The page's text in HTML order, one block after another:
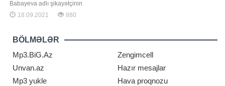
Babayeva adlı şikayətçinin
sözlərinə görə, Nizami rayonu
"Naxçıvanski" 94B ünvanında
azalda tam kəsirlər, axşamüstü 6, 7-
də yenidən açırlar:. "Gecə 12-yə
işləmiş isə yenə kəsirlər
18.09.2021 880
BÖLMƏLƏR
Mp3.BiG.Az
Zengimcell
Unvan.az
Hazır mesajlar
Mp3 yukle
Hava proqnozu